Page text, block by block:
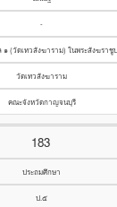
-
๑ (วัดเทวสังฆาราม) ในพระสังฆราชู
วัดเทวสังฆาราม
คณะจังหวัดกาญจนบุรี
183
ประถมศึกษา
ป.๕